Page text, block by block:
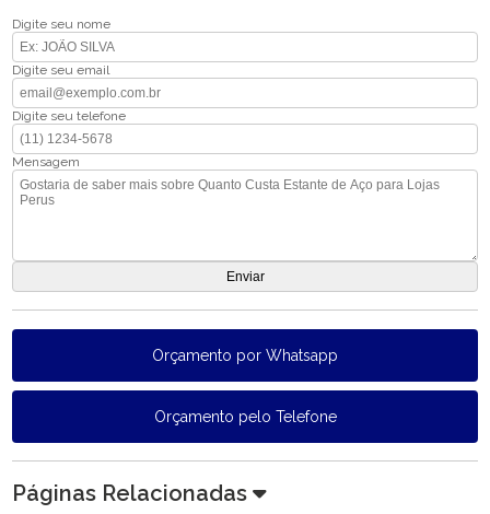
Digite seu nome
Digite seu email
Digite seu telefone
Mensagem
Orçamento por Whatsapp
Orçamento pelo Telefone
Páginas Relacionadas